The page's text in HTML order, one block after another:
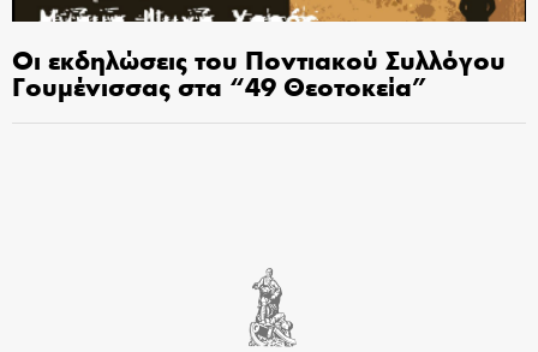
Οι εκδηλώσεις του Ποντιακού Συλλόγου
Γουμένισσας στα “49 Θεοτοκεία”